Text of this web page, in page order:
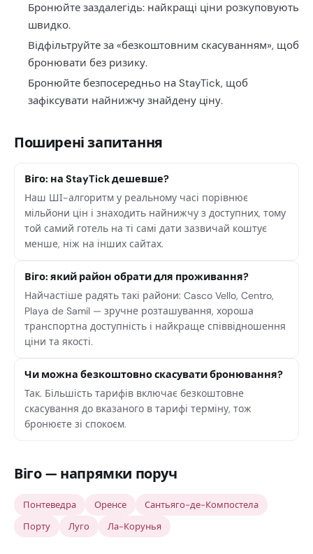
Бронюйте заздалегідь: найкращі ціни розкуповують
швидко.
Відфільтруйте за «безкоштовним скасуванням», щоб
бронювати без ризику.
Бронюйте безпосередньо на StayTick, щоб
зафіксувати найнижчу знайдену ціну.
Поширені запитання
Віго: на StayTick дешевше?
Наш ШІ-алгоритм у реальному часі порівнює
мільйони цін і знаходить найнижчу з доступних, тому
той самий готель на ті самі дати зазвичай коштує
менше, ніж на інших сайтах.
Віго: який район обрати для проживання?
Найчастіше радять такі райони: Casco Vello, Centro,
Playa de Samil — зручне розташування, хороша
транспортна доступність і найкраще співвідношення
ціни та якості.
Чи можна безкоштовно скасувати бронювання?
Так. Більшість тарифів включає безкоштовне
скасування до вказаного в тарифі терміну, тож
бронюєте зі спокоєм.
Віго — напрямки поруч
Понтеведра Оренсе
Сантьяго-де-Компостела
Порту
Луго Ла-Корунья